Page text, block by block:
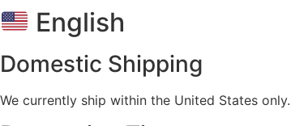
English
Domestic Shipping
We currently ship within the United States only.